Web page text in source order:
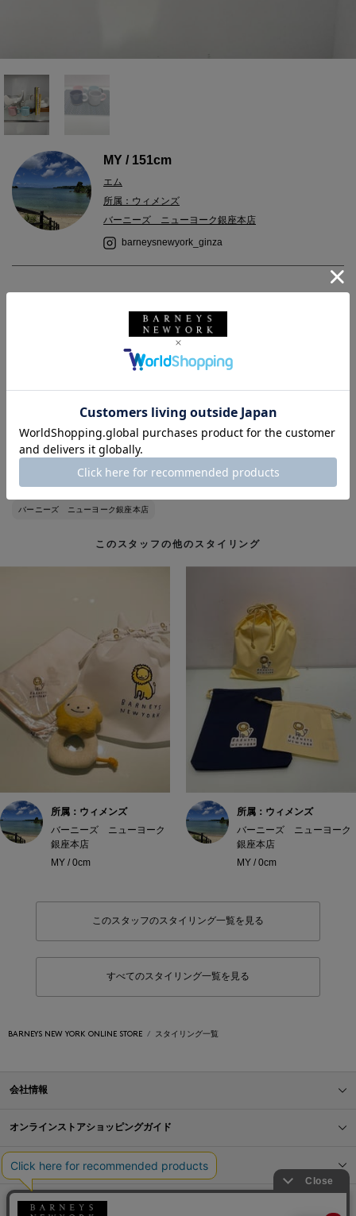
MY / 151cm
エム
所属：ウィメンズ
バーニーズ ニューヨーク銀座本店
barneysnewyork_ginza
＜ルンド ロンドン＞マグカップをご紹介。
お好みの色を合わせてペアギフトにもおすすめです。
バーニーズ ニューヨーク BARNEYS NEW YORK テーブルウェア
バーニーズ ニューヨーク銀座本店
このスタッフの他のスタイリング
所属：ウィメンズ
バーニーズ ニューヨーク
銀座本店
MY / 0cm
所属：ウィメンズ
バーニーズ ニューヨーク
銀座本店
MY / 0cm
このスタッフのスタイリング一覧を見る
すべてのスタイリング一覧を見る
BARNEYS NEW YORK ONLINE STORE スタイリング一覧
会社情報
オンラインストアショッピングガイド
店舗情報
サービス